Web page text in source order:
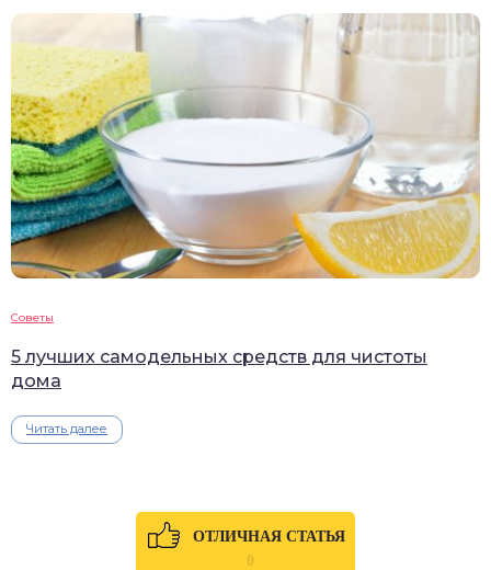
Советы
5 лучших самодельных средств для чистоты
дома
Читать далее
ОТЛИЧНАЯ СТАТЬЯ
0